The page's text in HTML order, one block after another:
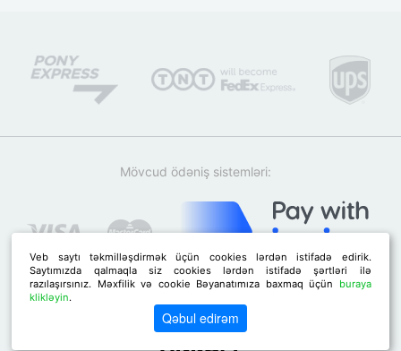
Mövcud ödəniş sistemləri:
Veb saytı təkmilləşdirmək üçün cookies lərdən istifadə edirik.
Saytımızda qalmaqla siz cookies lərdən istifadə şərtləri ilə
razılaşırsınız. Məxfilik və cookie Bəyanatımıza baxmaq üçün
buraya
klikləyin.
Qəbul edirəm